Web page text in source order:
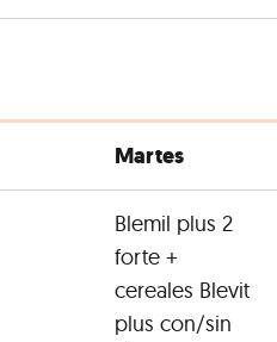
Martes
Blemil plus 2
forte +
cereales Blevit
plus con/sin